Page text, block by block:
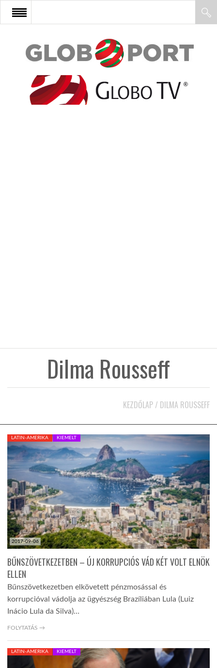
FŐOLDAL
AFRIKA
HÍR3D
TROPICALMAGAZIN
GLOBOTV
AFRIKA TUDÁSTÁR
A NAP SZÉPE
LINKTR.EE
GLOBOZSARU
DOBRAVERO.HU
Dilma Rousseff
KEZDŐLAP / DILMA ROUSSEFF
2017-09-06
LATIN-AMERIKA KIEMELT
BŰNSZÖVETKEZETBEN – ÚJ KORRUPCIÓS VÁD KÉT VOLT ELNÖK
ELLEN
Bűnszövetkezetben elkövetett pénzmosással és
korrupcióval vádolja az ügyészség Brazíliában Lula (Luiz
Inácio Lula da Silva)…
FOLYTATÁS →
LATIN-AMERIKA KIEMELT